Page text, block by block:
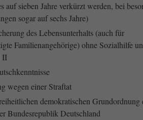
auf sieben Jahre verkürzt werden, bei
sogar auf sechs Jahre)
des Lebensunterhalts (auch für
Familienangehörige) ohne Sozialhilfe
II
wegen einer Straftat
demokratischen Grundordnung
Bundesrepublik Deutschland